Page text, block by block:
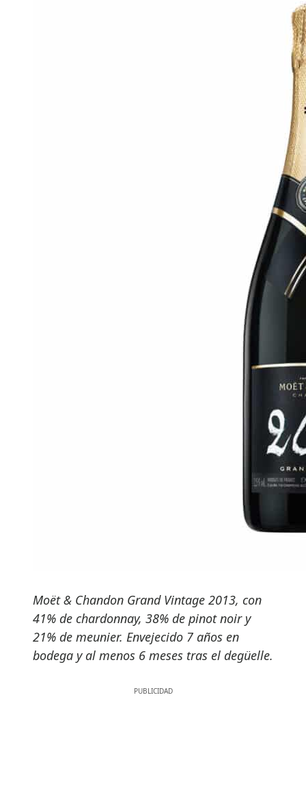
Moët & Chandon Grand Vintage 2013, con
41% de chardonnay, 38% de pinot noir y
21% de meunier. Envejecido 7 años en
bodega y al menos 6 meses tras el degüelle.